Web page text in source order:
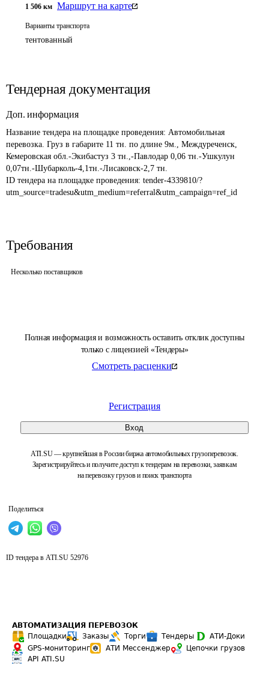
Полная информация и возможность оставить отклик доступны
только с лицензией «Тендеры»
Смотреть расценки
Регистрация
Вход
ATI.SU — крупнейшая в России биржа автомобильных грузоперевозок.
Зарегистрируйтесь и получите доступ к тендерам на перевозки, заявкам
на перевозку грузов и поиск транспорта
Поделиться
1 506 км Маршрут на карте
Варианты транспорта
тентованный
Тендерная документация
Доп. информация
Название тендера на площадке проведения: Автомобильная
перевозка. Груз в габарите 11 тн. по длине 9м., Междуреченск,
Кемеровская обл.-Экибастуз 3 тн.,-Павлодар 0,06 тн.-Ушкулун
0,07тн.-Шубарколь-4,1тн.-Лисаковск-2,7 тн.
ID тендера на площадке проведения: tender-4339810/?
utm_source=tradesu&utm_medium=referral&utm_campaign=ref_id
Требования
Несколько поставщиков
ID тендера в ATI.SU 52976
АВТОМАТИЗАЦИЯ ПЕРЕВОЗОК
Площадки
Заказы Торги Тендеры
АТИ-Доки
GPS-мониторинг
АТИ Мессенджер
Цепочки грузов
API ATI.SU